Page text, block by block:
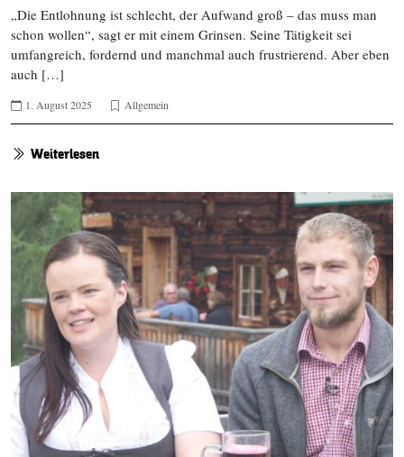
„Die Entlohnung ist schlecht, der Aufwand groß – das muss man
schon wollen“, sagt er mit einem Grinsen. Seine Tätigkeit sei
umfangreich, fordernd und manchmal auch frustrierend. Aber eben
auch […]
1. August 2025 Allgemein
Weiterlesen